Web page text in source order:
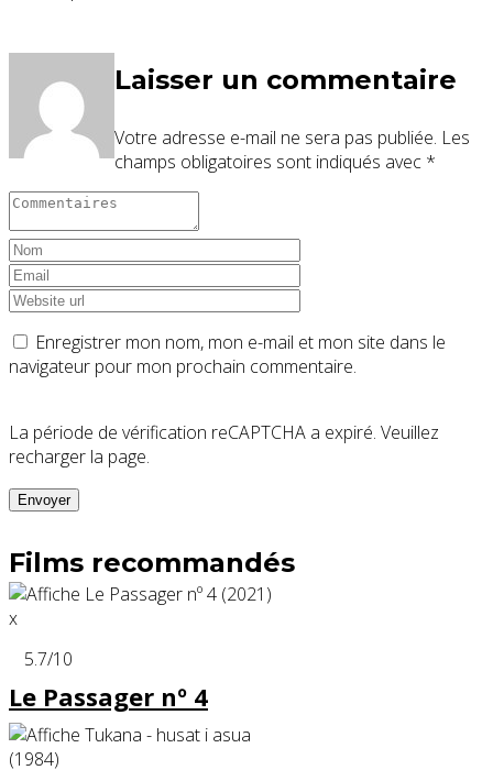
Laisser un commentaire
Votre adresse e-mail ne sera pas publiée. Les
champs obligatoires sont indiqués avec *
Enregistrer mon nom, mon e-mail et mon site dans le
navigateur pour mon prochain commentaire.
La période de vérification reCAPTCHA a expiré. Veuillez
recharger la page.
Films recommandés
x
5.7/10
Le Passager nº 4